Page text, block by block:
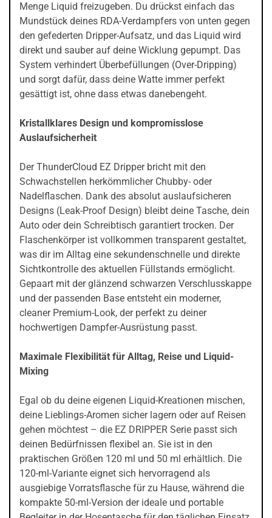
Menge Liquid freizugeben. Du drückst einfach das
Mundstück deines RDA-Verdampfers von unten gegen
den gefederten Dripper-Aufsatz, und das Liquid wird
direkt und sauber auf deine Wicklung gepumpt. Das
System verhindert Überbefüllungen (Over-Dripping)
und sorgt dafür, dass deine Watte immer perfekt
gesättigt ist, ohne dass etwas danebengeht.
Kristallklares Design und kompromisslose
Auslaufsicherheit
Der ThunderCloud EZ Dripper bricht mit den
Schwachstellen herkömmlicher Chubby- oder
Nadelflaschen. Dank des absolut auslaufsicheren
Designs (Leak-Proof Design) bleibt deine Tasche, dein
Auto oder dein Schreibtisch garantiert trocken. Der
Flaschenkörper ist vollkommen transparent gestaltet,
was dir im Alltag eine sekundenschnelle und direkte
Sichtkontrolle des aktuellen Füllstands ermöglicht.
Gepaart mit der glänzend schwarzen Verschlusskappe
und der passenden Base entsteht ein moderner,
cleaner Premium-Look, der perfekt zu deiner
hochwertigen Dampfer-Ausrüstung passt.
Maximale Flexibilität für Alltag, Reise und Liquid-
Mixing
Egal ob du deine eigenen Liquid-Kreationen mischen,
deine Lieblings-Aromen sicher lagern oder auf Reisen
gehen möchtest – die EZ DRIPPER Serie passt sich
deinen Bedürfnissen flexibel an. Sie ist in den
praktischen Größen 120 ml und 50 ml erhältlich. Die
120-ml-Variante eignet sich hervorragend als
ausgiebige Vorratsflasche für zu Hause, während die
kompakte 50-ml-Version der ideale und portable